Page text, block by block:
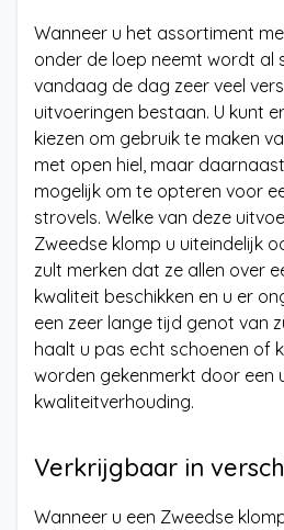
Wanneer u het assortiment
onder de loep neemt wordt al
vandaag de dag zeer veel
uitvoeringen bestaan. U kunt
kiezen om gebruik te maken
met open hiel, maar
mogelijk om te opteren voor
strovels. Welke van deze
Zweedse klomp u uiteindelijk
zult merken dat ze allen over
kwaliteit beschikken en u er
een zeer lange tijd genot van
haalt u pas echt schoenen of
worden gekenmerkt door een
kwaliteitverhouding.
Verkrijgbaar in
Wanneer u een Zweedse